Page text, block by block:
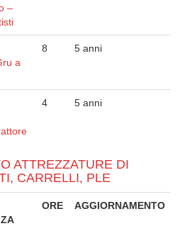
–
a
8 5 anni
4 5 anni
ATTREZZATURE DI
CARRELLI, PLE
ORE AGGIORNAMENTO